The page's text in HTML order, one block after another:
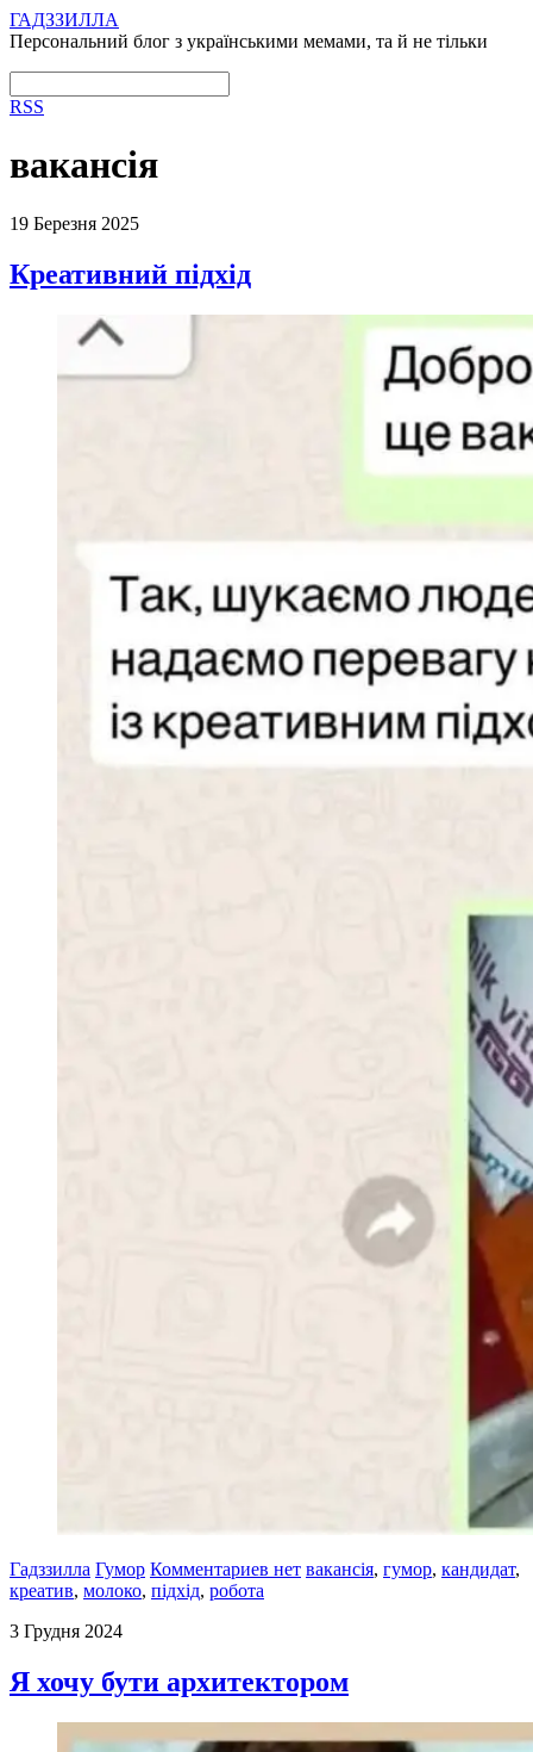
ГАДЗЗИЛЛА
Персональний блог з українськими мемами, та й не тільки
RSS
вакансія
19 Березня 2025
Креативний підхід
Гадззилла Гумор Комментариев нет вакансія, гумор, кандидат,
креатив, молоко, підхід, робота
3 Грудня 2024
Я хочу бути архитектором